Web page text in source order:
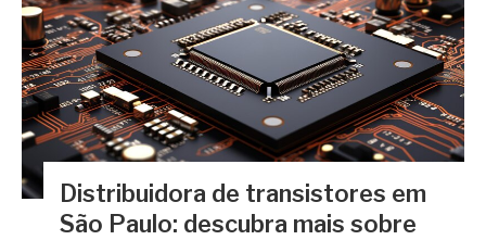
Distribuidora de transistores em
São Paulo: descubra mais sobre